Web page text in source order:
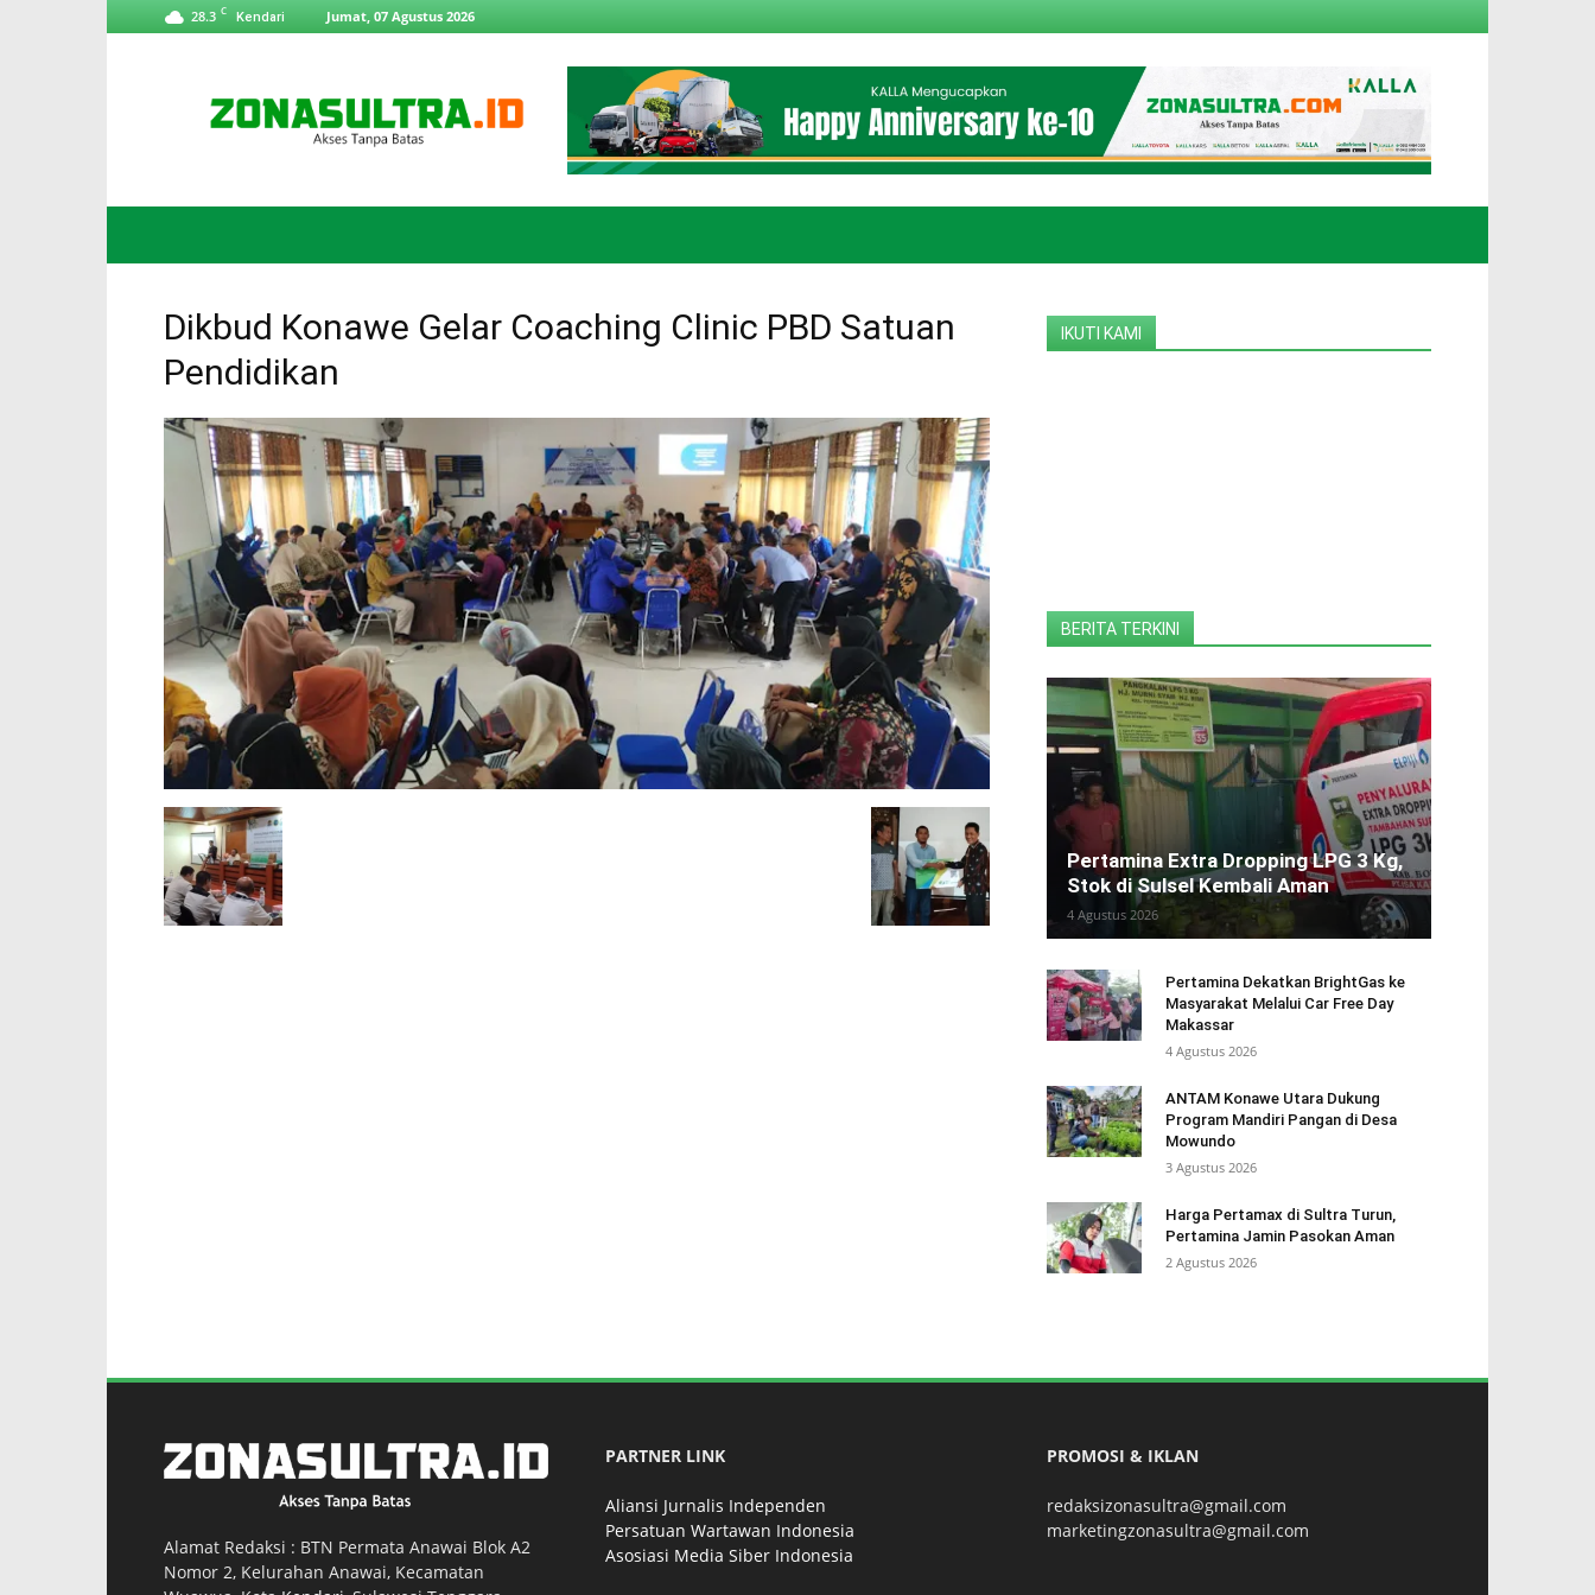
28.3 C Kendari Jumat, 07 Agustus 2026
Dikbud Konawe Gelar Coaching Clinic PBD Satuan
Pendidikan
IKUTI KAMI
BERITA TERKINI
Pertamina Extra Dropping LPG 3 Kg,
Stok di Sulsel Kembali Aman
4 Agustus 2026
Pertamina Dekatkan BrightGas ke
Masyarakat Melalui Car Free Day
Makassar
4 Agustus 2026
ANTAM Konawe Utara Dukung
Program Mandiri Pangan di Desa
Mowundo
3 Agustus 2026
Harga Pertamax di Sultra Turun,
Pertamina Jamin Pasokan Aman
2 Agustus 2026
Alamat Redaksi : BTN Permata Anawai Blok A2
Nomor 2, Kelurahan Anawai, Kecamatan
PARTNER LINK
Aliansi Jurnalis Independen
Persatuan Wartawan Indonesia
Asosiasi Media Siber Indonesia
PROMOSI & IKLAN
redaksizonasultra@gmail.com
marketingzonasultra@gmail.com